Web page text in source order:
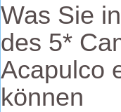
Was Sie
des 5*
Acapulco
können